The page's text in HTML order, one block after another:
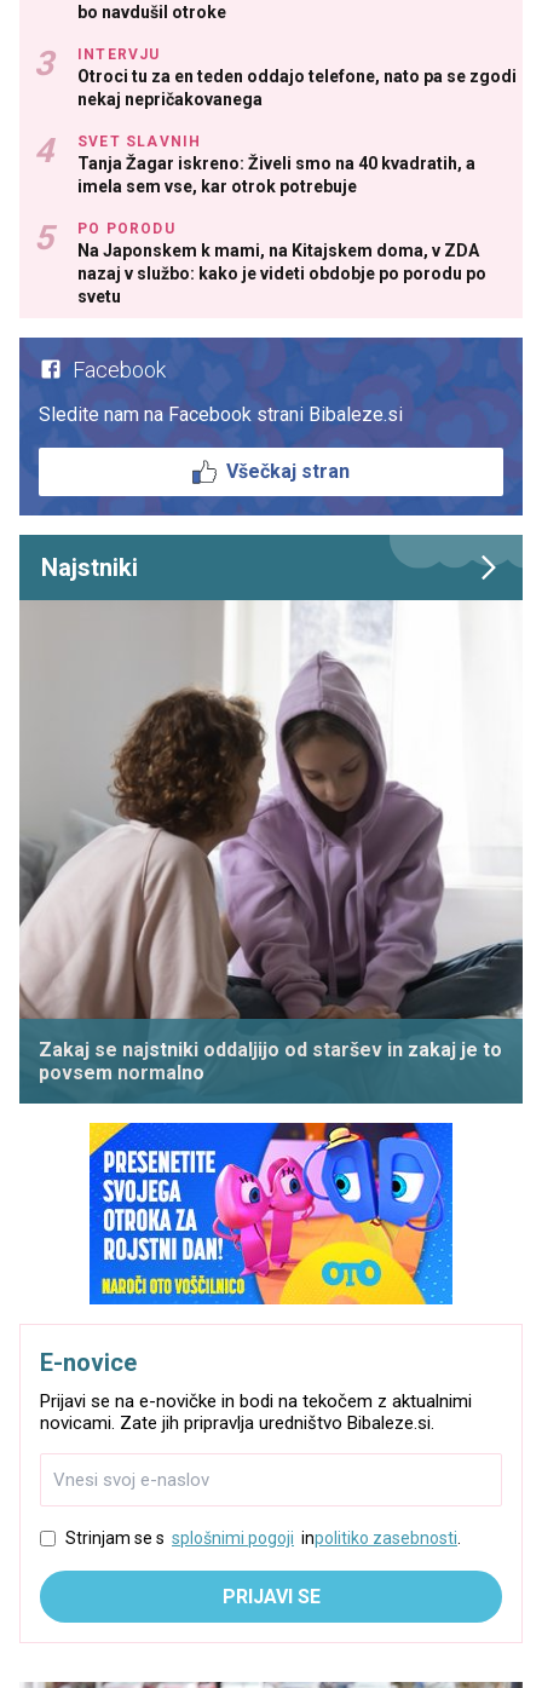
bo navdušil otroke
INTERVJU
Otroci tu za en teden oddajo telefone, nato pa se zgodi
nekaj nepričakovanega
SVET SLAVNIH
Tanja Žagar iskreno: Živeli smo na 40 kvadratih, a
imela sem vse, kar otrok potrebuje
PO PORODU
Na Japonskem k mami, na Kitajskem doma, v ZDA
nazaj v službo: kako je videti obdobje po porodu po
svetu
Facebook
Sledite nam na Facebook strani Bibaleze.si
Všečkaj stran
Najstniki
Zakaj se najstniki oddaljijo od staršev in zakaj je to
povsem normalno
E-novice
Prijavi se na e-novičke in bodi na tekočem z aktualnimi
novicami. Zate jih pripravlja uredništvo Bibaleze.si.
Strinjam se s splošnimi pogoji inpolitiko zasebnosti
PRIJAVI SE